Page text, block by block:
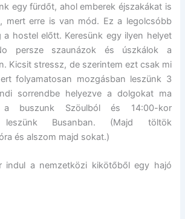
egy fürdőt, ahol emberek éjszakákat is
mert erre is van mód. Ez a legolcsóbb
a hostel előtt. Keresünk egy ilyen helyet
persze szaunázok és úszkálok a
Kicsit stressz, de szerintem ezt csak mi
folyamatosan mozgásban leszünk 3
sorrendbe helyezve a dolgokat ma
buszunk Szöulból és 14:00-kor
leszünk Busanban. (Majd töltök
és alszom majd sokat.)
indul a nemzetközi kikötőből egy hajó